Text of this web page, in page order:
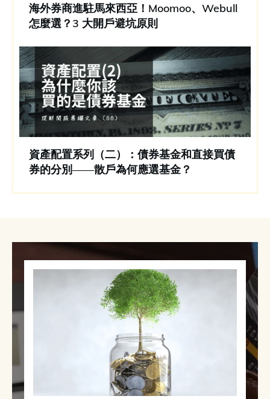
海外券商進駐馬來西亞！Moomoo、Webull
怎麼選？3 大開戶避坑原則
資產配置系列（二）：債券基金和直接買債
券的分別——散戶為何應選基金？